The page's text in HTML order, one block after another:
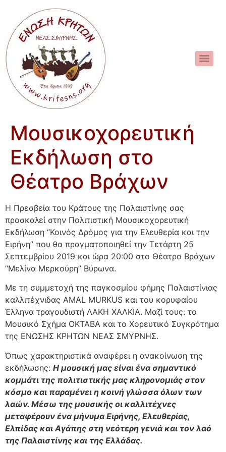
Μουσικοχορευτική
Εκδήλωση στο
Θέατρο Βράχων
Η Πρεσβεία του Κράτους της Παλαιστίνης σας
προσκαλεί στην Πολιτιστική Μουσικοχορευτική
Εκδήλωση “Κοινός Δρόμος για την Ελευθερία και την
Ειρήνη” που θα πραγματοποιηθεί την Τετάρτη 25
Σεπτεμβρίου 2019 και ώρα 20:00 στο Θέατρο Βράχων
“Μελίνα Μερκούρη” Βύρωνα.
Με τη συμμετοχή της παγκοσμίου φήμης Παλαιστίνιας
καλλιτέχνιδας AMAL MURKUS και του κορυφαίου
Έλληνα τραγουδιστή ΛΑΚΗ ΧΑΛΚΙΑ. Μαζί τους: το
Μουσικό Σχήμα ΟΚΤΑΒΑ και το Χορευτικό Συγκρότημα
της ΕΝΩΣΗΣ ΚΡΗΤΩΝ ΝΕΑΣ ΣΜΥΡΝΗΣ.
Όπως χαρακτηριστικά αναφέρει η ανακοίνωση της
εκδήλωσης: Η μουσική μας είναι ένα σημαντικό
κομμάτι της πολιτιστικής μας κληρονομιάς στον
κόσμο και παραμένει η κοινή γλώσσα όλων των
λαών. Μέσω της μουσικής οι καλλιτέχνες
μεταφέρουν ένα μήνυμα Ειρήνης, Ελευθερίας,
Ελπίδας και Αγάπης στη νεότερη γενιά και τον λαό
της Παλαιστίνης και της Ελλάδας.